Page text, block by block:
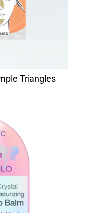
Triangles